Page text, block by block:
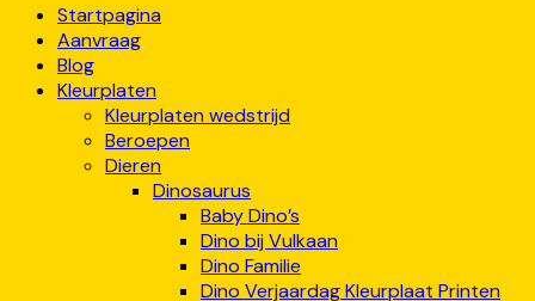
Startpagina
Aanvraag
Blog
Kleurplaten
Kleurplaten wedstrijd
Beroepen
Dieren
Dinosaurus
Baby Dino’s
Dino bij Vulkaan
Dino Familie
Dino Verjaardag Kleurplaat Printen